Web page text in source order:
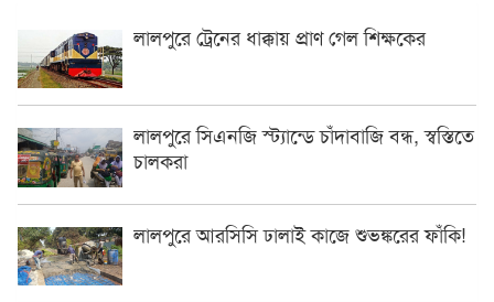
লালপুরে ট্রেনের ধাক্কায় প্রাণ গেল শিক্ষকের
লালপুরে সিএনজি স্ট্যান্ডে চাঁদাবাজি বন্ধ, স্বস্তিতে
চালকরা
লালপুরে আরসিসি ঢালাই কাজে শুভঙ্করের ফাঁকি!